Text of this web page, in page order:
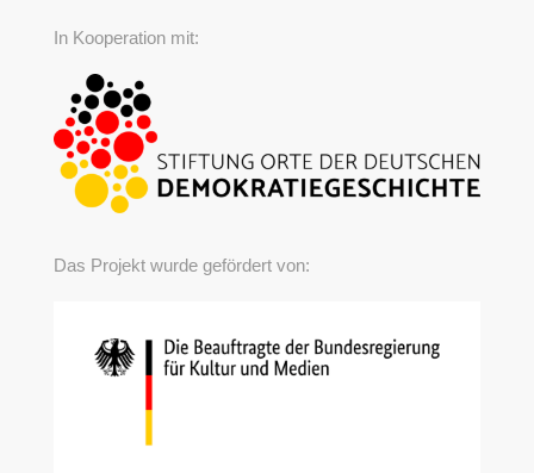
In Kooperation mit:
Das Projekt wurde gefördert von: